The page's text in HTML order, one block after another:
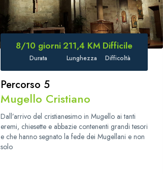
Percorso 5
Mugello Cristiano
Durata
8/10 giorni
Lunghezza
211,4 KM
Difficoltà
Difficile
Dall’arrivo del cristianesimo in Mugello ai tanti
eremi, chiesette e abbazie contenenti grandi tesori
e che hanno segnato la fede dei Mugellani e non
solo